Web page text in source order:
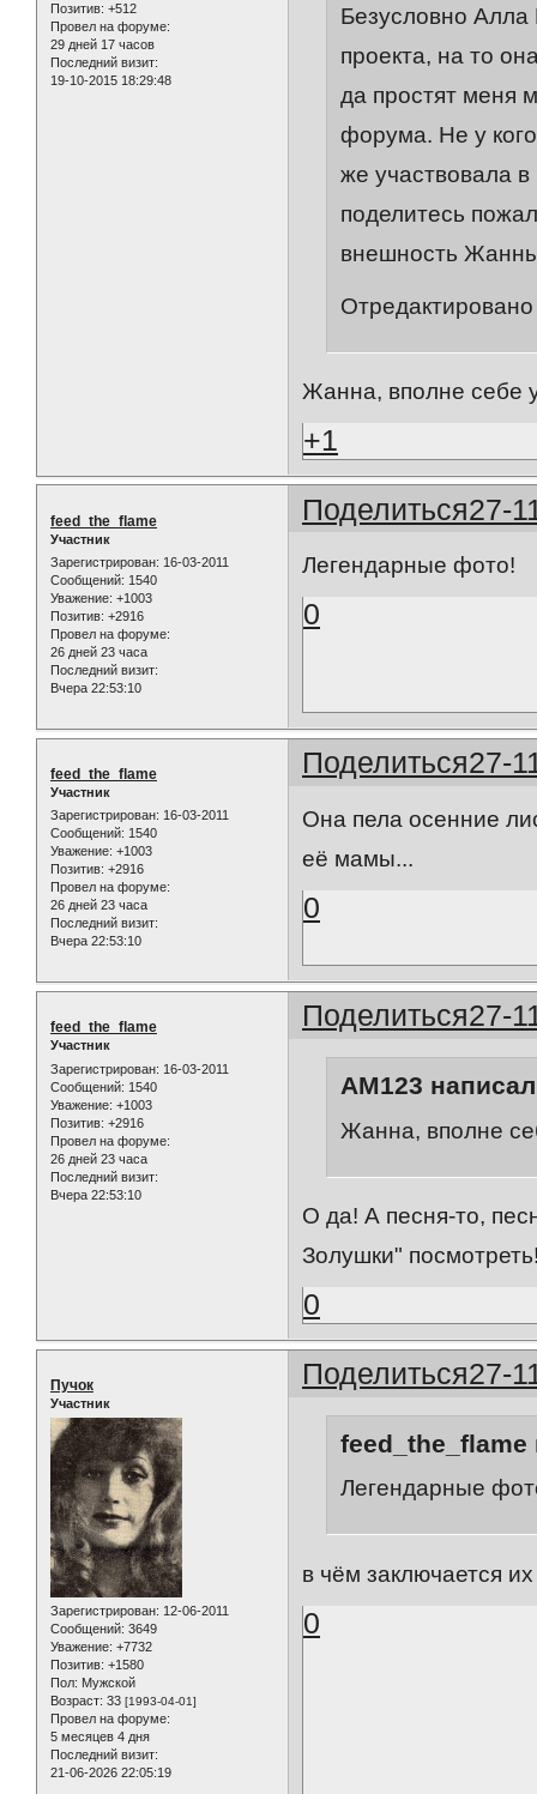
Позитив: +512
Провел на форуме:
29 дней 17 часов
Последний визит:
19-10-2015 18:29:48
Безусловно Алла
проекта, на то
да простят меня
форума. Не у
же участвовала
поделитесь
внешность
Жанна, вполне себе
+1
Поделиться27-
feed_the_flame
Участник
Зарегистрирован: 16-03-2011
Сообщений: 1540
Уважение: +1003
Позитив: +2916
Провел на форуме:
26 дней 23 часа
Последний визит:
Вчера 22:53:10
Легендарные фото!
0
Поделиться27-
feed_the_flame
Участник
Зарегистрирован: 16-03-2011
Сообщений: 1540
Уважение: +1003
Позитив: +2916
Провел на форуме:
26 дней 23 часа
Последний визит:
Вчера 22:53:10
Она пела осенние
её мамы...
0
Поделиться27-
feed_the_flame
Участник
Зарегистрирован: 16-03-2011
Сообщений: 1540
Уважение: +1003
Позитив: +2916
Провел на форуме:
26 дней 23 часа
Последний визит:
Вчера 22:53:10
AM123
Жанна, вполне
О да! А песня-то,
Золушки"
0
Поделиться27-
Пучок
Участник
Зарегистрирован: 12-06-2011
Сообщений: 3649
Уважение: +7732
Позитив: +1580
Пол: Мужской
Возраст: 33 [1993-04-01]
Провел на форуме:
5 месяцев 4 дня
Последний визит:
21-06-2026 22:05:19
feed_the_flame
Легендарные
в чём заключается
0